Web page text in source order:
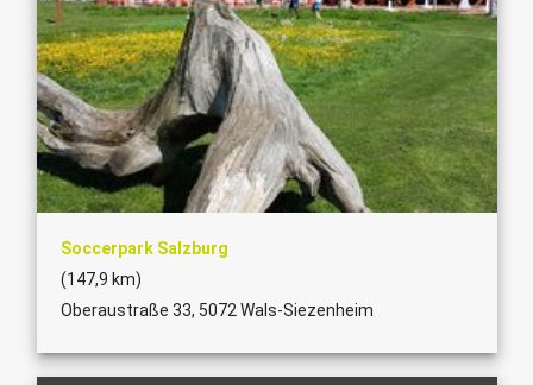
Soccerpark Salzburg
(147,9 km)
Oberaustraße 33, 5072 Wals-Siezenheim